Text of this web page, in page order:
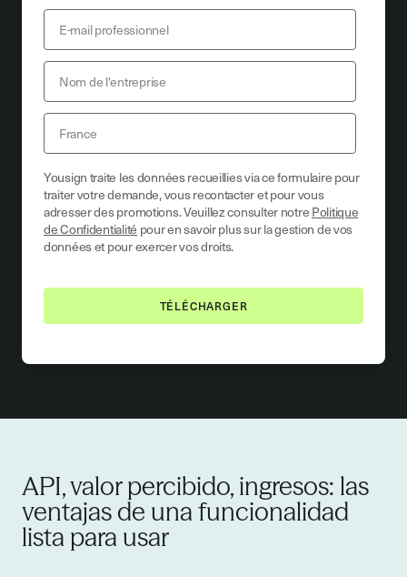
Yousign traite les données recueillies via ce formulaire pour
traiter votre demande, vous recontacter et pour vous
adresser des promotions. Veuillez consulter notrePolitique
de Confidentialité pour en savoir plus sur la gestion de vos
données et pour exercer vos droits.
API, valor percibido, ingresos: las
ventajas de una funcionalidad
lista para usar